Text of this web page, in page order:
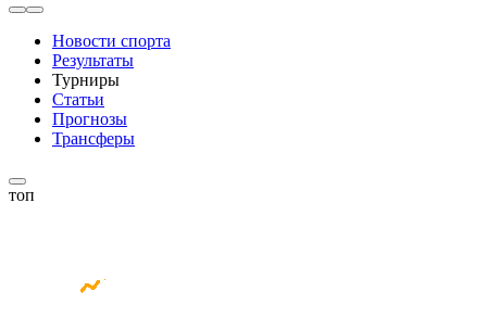
Новости спорта
Результаты
Турниры
Статьи
Прогнозы
Трансферы
топ